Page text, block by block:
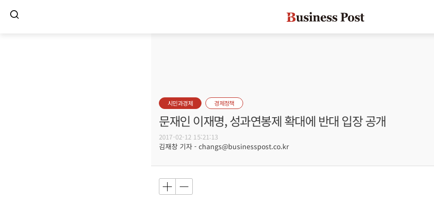
시민과경제 경제정책
문재인 이재명, 성과연봉제 확대에 반대 입장 공개
2017-02-12 15:21:13
김재창 기자 - changs@businesspost.co.kr